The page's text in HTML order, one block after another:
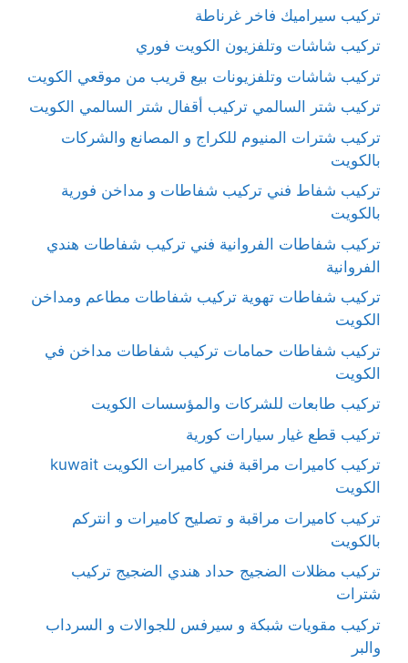
تركيب سيراميك فاخر غرناطة
تركيب شاشات وتلفزيون الكويت فوري
تركيب شاشات وتلفزيونات بيع قريب من موقعي الكويت
تركيب شتر السالمي تركيب أقفال شتر السالمي الكويت
تركيب شترات المنيوم للكراج و المصانع والشركات
بالكويت
تركيب شفاط فني تركيب شفاطات و مداخن فورية
بالكويت
تركيب شفاطات الفروانية فني تركيب شفاطات هندي
الفروانية
تركيب شفاطات تهوية تركيب شفاطات مطاعم ومداخن
الكويت
تركيب شفاطات حمامات تركيب شفاطات مداخن في
الكويت
تركيب طابعات للشركات والمؤسسات الكويت
تركيب قطع غيار سيارات كورية
تركيب كاميرات مراقبة فني كاميرات الكويت kuwait
الكويت
تركيب كاميرات مراقبة و تصليح كاميرات و انتركم
بالكويت
تركيب مظلات الضجيج حداد هندي الضجيج تركيب
شترات
تركيب مقويات شبكة و سيرفس للجوالات و السرداب
والبر